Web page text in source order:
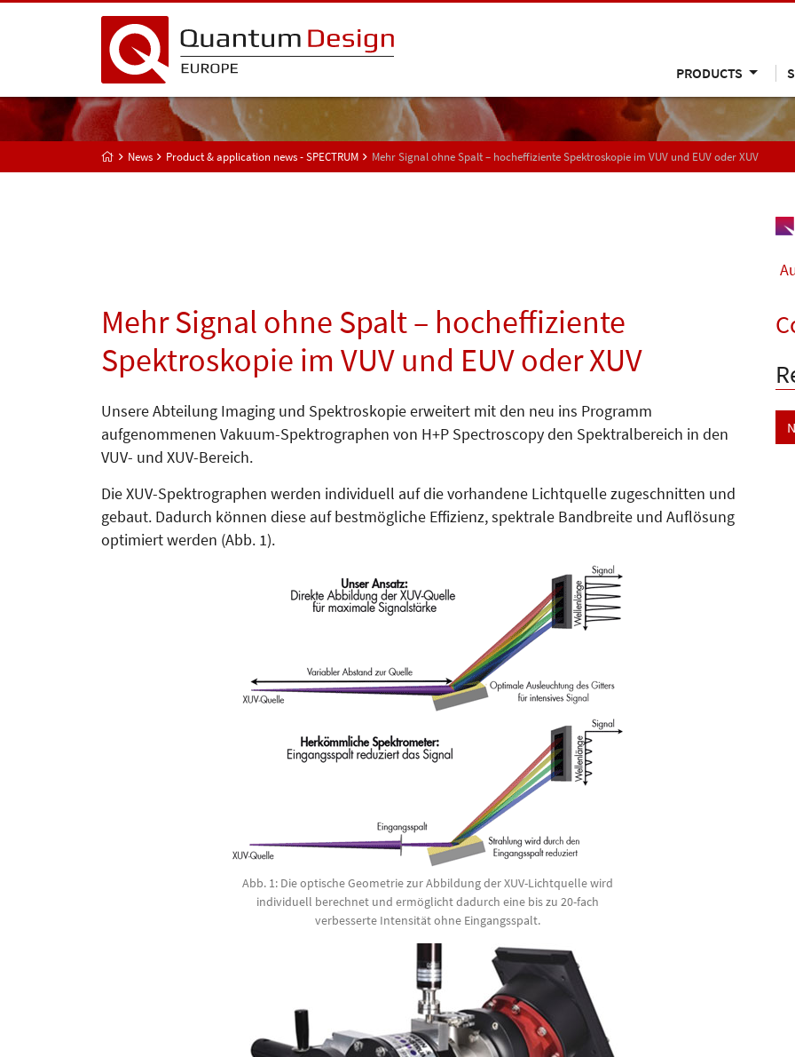
PRODUCTS
News Product & application news - SPECTRUM Mehr Signal ohne Spalt – hocheffiziente Spektroskopie im VUV und EUV oder XUV
Mehr Signal ohne Spalt – hocheffiziente
Spektroskopie im VUV und EUV oder XUV
Unsere Abteilung Imaging und Spek­troskopie erweitert mit den neu ins Programm
aufgenommenen Va­ku­um-Spektrographen von H+P Spec­tros­co­py den Spektralbereich in den
VUV- und XUV-Bereich.
Die XUV-Spektrographen werden individuell auf die vorhandene Licht­quel­le zugeschnitten und
gebaut. Da­durch können diese auf bestmögliche Effizienz, spektrale Bandbreite und Auflösung
optimiert werden (Abb. 1).
Abb. 1: Die optische Geometrie zur Abbildung der XUV-Lichtquelle wird
individuell berechnet und ermöglicht dadurch eine bis zu 20-fach
verbesserte Intensität ohne Eingangsspalt.